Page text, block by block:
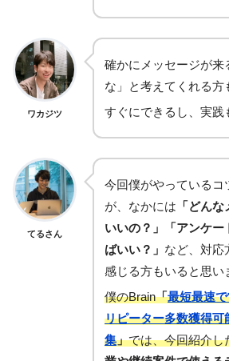
ワカジツ
確かにメッセージが来
な」と考えてくれる方
すぐにできるし、実践
てるさん
今回僕がやっているコ
が、なかには 「どん
いいの？」「アンケ
ばいい？」 など、対応
感じる方もいると思い
僕のBrain「最短最速
リピーター多数獲得可
集」では、今回紹介し